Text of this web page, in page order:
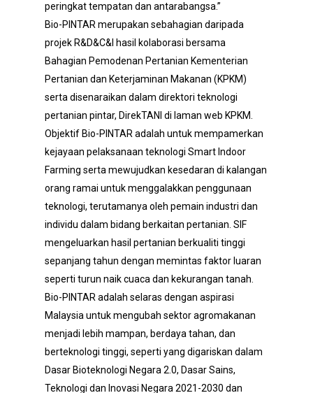
peringkat tempatan dan antarabangsa.”
Bio-PINTAR merupakan sebahagian daripada
projek R&D&C&I hasil kolaborasi bersama
Bahagian Pemodenan Pertanian Kementerian
Pertanian dan Keterjaminan Makanan (KPKM)
serta disenaraikan dalam direktori teknologi
pertanian pintar, DirekTANI di laman web KPKM.
Objektif Bio-PINTAR adalah untuk mempamerkan
kejayaan pelaksanaan teknologi Smart Indoor
Farming serta mewujudkan kesedaran di kalangan
orang ramai untuk menggalakkan penggunaan
teknologi, terutamanya oleh pemain industri dan
individu dalam bidang berkaitan pertanian. SIF
mengeluarkan hasil pertanian berkualiti tinggi
sepanjang tahun dengan memintas faktor luaran
seperti turun naik cuaca dan kekurangan tanah.
Bio-PINTAR adalah selaras dengan aspirasi
Malaysia untuk mengubah sektor agromakanan
menjadi lebih mampan, berdaya tahan, dan
berteknologi tinggi, seperti yang digariskan dalam
Dasar Bioteknologi Negara 2.0, Dasar Sains,
Teknologi dan Inovasi Negara 2021-2030 dan